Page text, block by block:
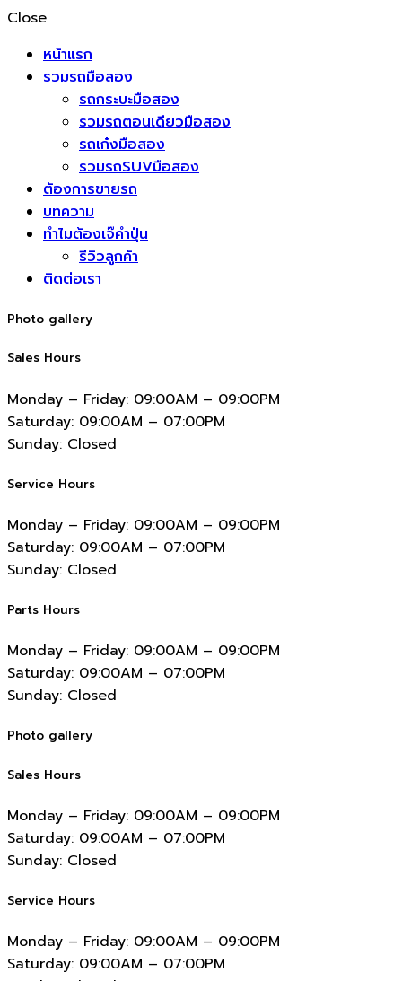
Close
หน้าแรก
รวมรถมือสอง
รถกระบะมือสอง
รวมรถตอนเดียวมือสอง
รถเก๋งมือสอง
รวมรถSUVมือสอง
ต้องการขายรถ
บทความ
ทำไมต้องเจ๊คำปุ่น
รีวิวลูกค้า
ติดต่อเรา
Photo gallery
Sales Hours
Monday – Friday: 09:00AM – 09:00PM
Saturday: 09:00AM – 07:00PM
Sunday: Closed
Service Hours
Monday – Friday: 09:00AM – 09:00PM
Saturday: 09:00AM – 07:00PM
Sunday: Closed
Parts Hours
Monday – Friday: 09:00AM – 09:00PM
Saturday: 09:00AM – 07:00PM
Sunday: Closed
Photo gallery
Sales Hours
Monday – Friday: 09:00AM – 09:00PM
Saturday: 09:00AM – 07:00PM
Sunday: Closed
Service Hours
Monday – Friday: 09:00AM – 09:00PM
Saturday: 09:00AM – 07:00PM